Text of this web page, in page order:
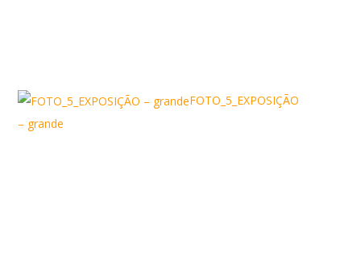
FOTO_5_EXPOSIÇÃO
– grande